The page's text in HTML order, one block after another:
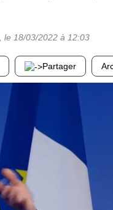
, le 18/03/2022 à 12:03
Partager